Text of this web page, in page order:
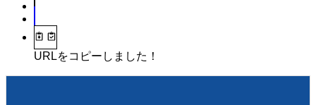
URLをコピーしました！